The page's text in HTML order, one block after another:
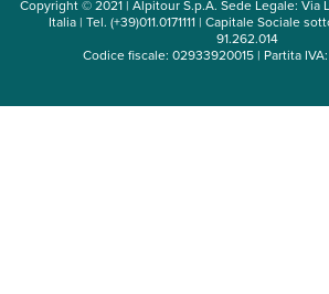
Copyright © 2021 | Alpitour S.p.A. Sede Legale: Via
Italia | Tel. (+39)011.0171111 | Capitale Sociale
91.262.014
Codice fiscale: 02933920015 | Partita